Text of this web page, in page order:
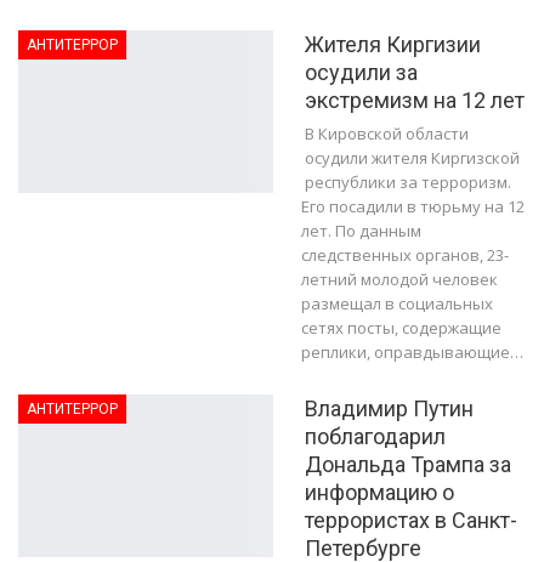
АНТИТЕРРОР
Жителя Киргизии
осудили за
экстремизм на 12 лет
В Кировской области
осудили жителя Киргизской
республики за терроризм.
Его посадили в тюрьму на 12
лет. По данным
следственных органов, 23-
летний молодой человек
размещал в социальных
сетях посты, содержащие
реплики, оправдывающие…
АНТИТЕРРОР
Владимир Путин
поблагодарил
Дональда Трампа за
информацию о
террористах в Санкт-
Петербурге